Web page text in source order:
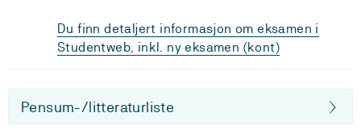
Du finn detaljert informasjon om eksamen i
Studentweb, inkl. ny eksamen (kont)
Pensum-/litteraturliste